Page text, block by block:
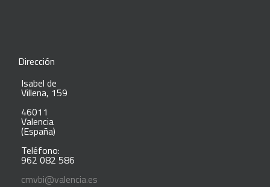
Dirección
Isabel de
Villena, 159
46011
Valencia
(España)
Teléfono:
962 082 586
cmvbi@valencia.es